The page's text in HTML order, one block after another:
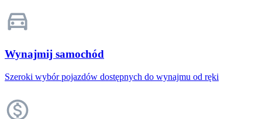
Wynajmij samochód
Szeroki wybór pojazdów dostępnych do wynajmu od ręki